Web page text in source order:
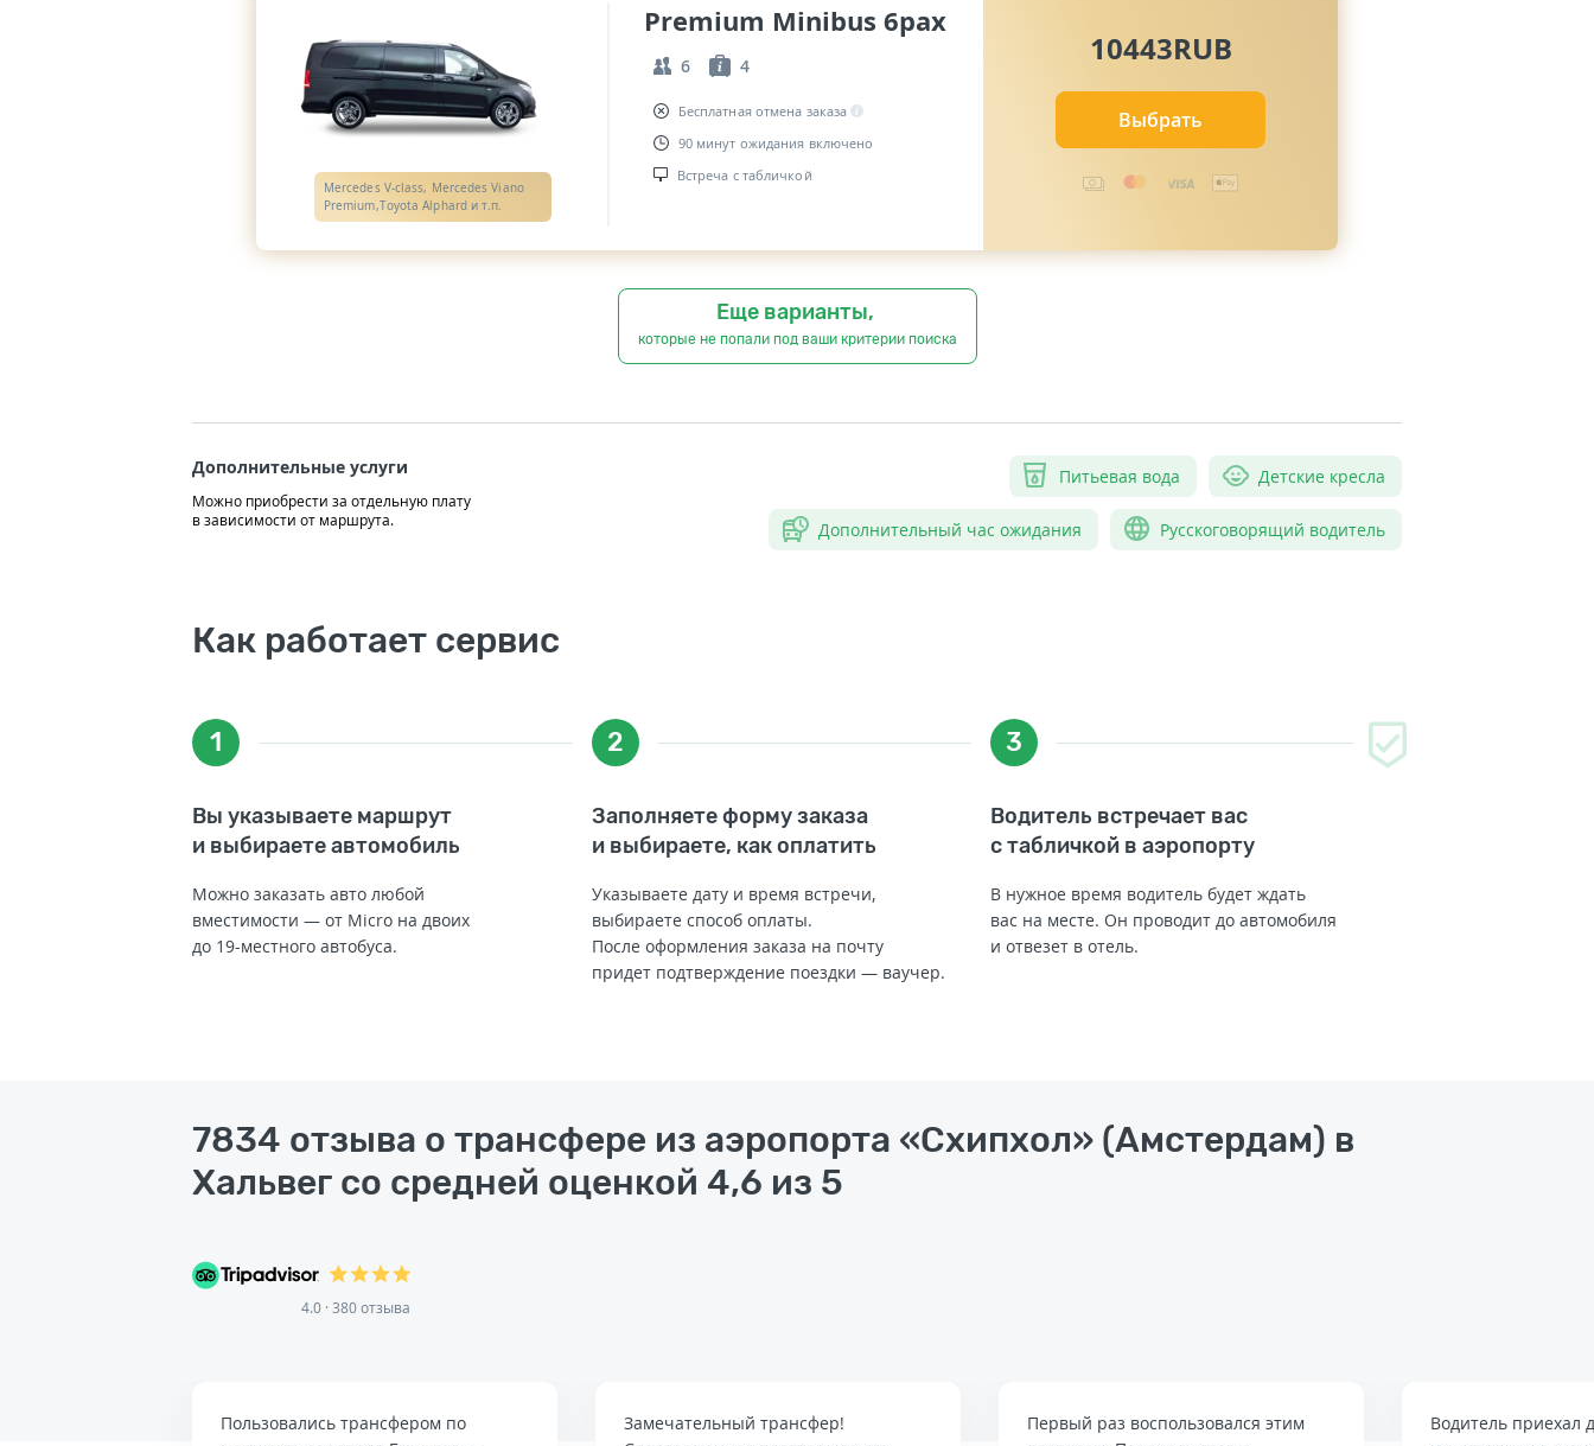
Mercedes V-class, Mercedes Viano
Premium,Toyota Alphard и т.п.
Premium Minibus 6pax
6 4
Бесплатная отмена заказа
90 минут ожидания включено
Встреча с табличкой
10443RUB
Выбрать
Еще варианты,
которые не попали под ваши критерии поиска
Дополнительные услуги
Можно приобрести за отдельную плату
в зависимости от маршрута.
Питьевая вода Детские кресла
Дополнительный час ожидания Русскоговорящий водитель
Как работает сервис
1
Вы указываете маршрут
и выбираете автомобиль
Можно заказать авто любой
вместимости — от Micro на двоих
до 19-местного автобуса.
2
Заполняете форму заказа
и выбираете, как оплатить
Указываете дату и время встречи,
выбираете способ оплаты.
После оформления заказа на почту
придет подтверждение поездки — ваучер.
3
Водитель встречает вас
с табличкой в аэропорту
В нужное время водитель будет ждать
вас на месте. Он проводит до автомобиля
и отвезет в отель.
7834 отзыва о трансфере из аэропорта «Схипхол» (Амстердам) в
Хальвег со средней оценкой 4,6 из 5
4.0 · 380 отзыва
Пользовались трансфером по
Замечательный трансфер!
Первый раз воспользовался этим
Водитель приехал